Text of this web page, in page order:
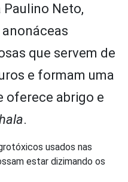
Paulino Neto,
que servem de
e formam uma
oferece abrigo e
.
usados nas
estar dizimando os